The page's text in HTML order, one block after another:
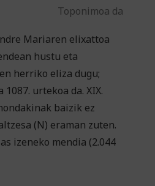
Toponimoa da
Mariaren elixattoa
hustu eta
herriko eliza dugu;
urtekoa da. XIX.
baizik ez
(N) eraman zuten.
izeneko mendia (2.044